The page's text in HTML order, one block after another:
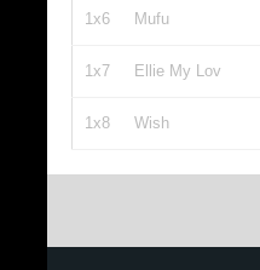
1x6 Mufu
1x7 Ellie My Lov
1x8 Wish